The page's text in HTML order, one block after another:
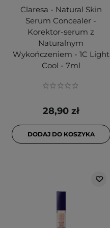
Claresa - Natural Skin
Serum Concealer -
Korektor-serum z
Naturalnym
Wykończeniem - 1C Light
Cool - 7ml
28,90 zł
DODAJ DO KOSZYKA